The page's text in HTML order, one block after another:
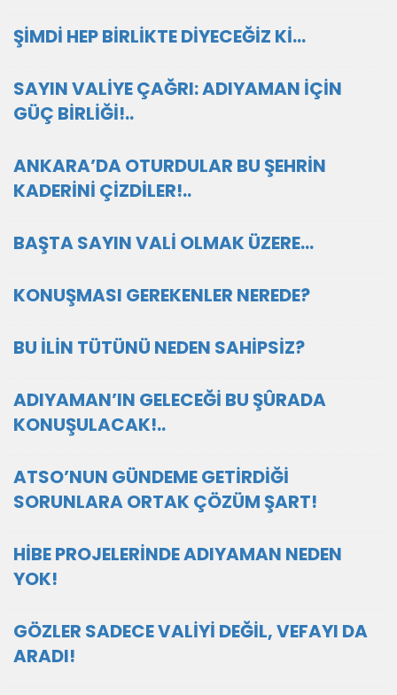
ŞİMDİ HEP BİRLİKTE DİYECEĞİZ Kİ…
SAYIN VALİYE ÇAĞRI: ADIYAMAN İÇİN
GÜÇ BİRLİĞİ!..
ANKARA’DA OTURDULAR BU ŞEHRİN
KADERİNİ ÇİZDİLER!..
BAŞTA SAYIN VALİ OLMAK ÜZERE…
KONUŞMASI GEREKENLER NEREDE?
BU İLİN TÜTÜNÜ NEDEN SAHİPSİZ?
ADIYAMAN’IN GELECEĞİ BU ŞÛRADA
KONUŞULACAK!..
ATSO’NUN GÜNDEME GETİRDİĞİ
SORUNLARA ORTAK ÇÖZÜM ŞART!
HİBE PROJELERİNDE ADIYAMAN NEDEN
YOK!
GÖZLER SADECE VALİYİ DEĞİL, VEFAYI DA
ARADI!